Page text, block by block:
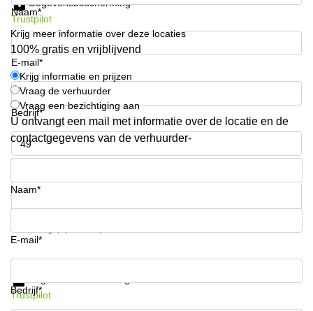
Coworking
space
Hilversum
Coworking
space
Zwolle
Coworking
Haarlem
Kantoor
Huren
Hengelo
Nijmegen
Naam*
E-mail*
Bedrijf*
Telefoonnummer*
Gegevensbescherming
Trustpilot
Krijg meer informatie over deze locaties
100% gratis en vrijblijvend
Krijg informatie en prijzen
Vraag de verhuurder
Vraag een bezichtiging aan
U ontvangt een mail met informatie over de locatie en de
contactgegevens van de verhuurder-
Naam*
E-mail*
Bedrijf*
Krijg informatie en prijzen
Trustpilot